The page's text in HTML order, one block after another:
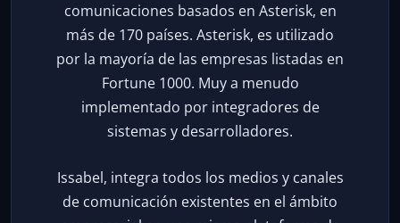
comunicaciones basados en Asterisk, en
más de 170 países. Asterisk, es utilizado
por la mayoría de las empresas listadas en
Fortune 1000. Muy a menudo
implementado por integradores de
sistemas y desarrolladores.
Issabel, integra todos los medios y canales
de comunicación existentes en el ámbito